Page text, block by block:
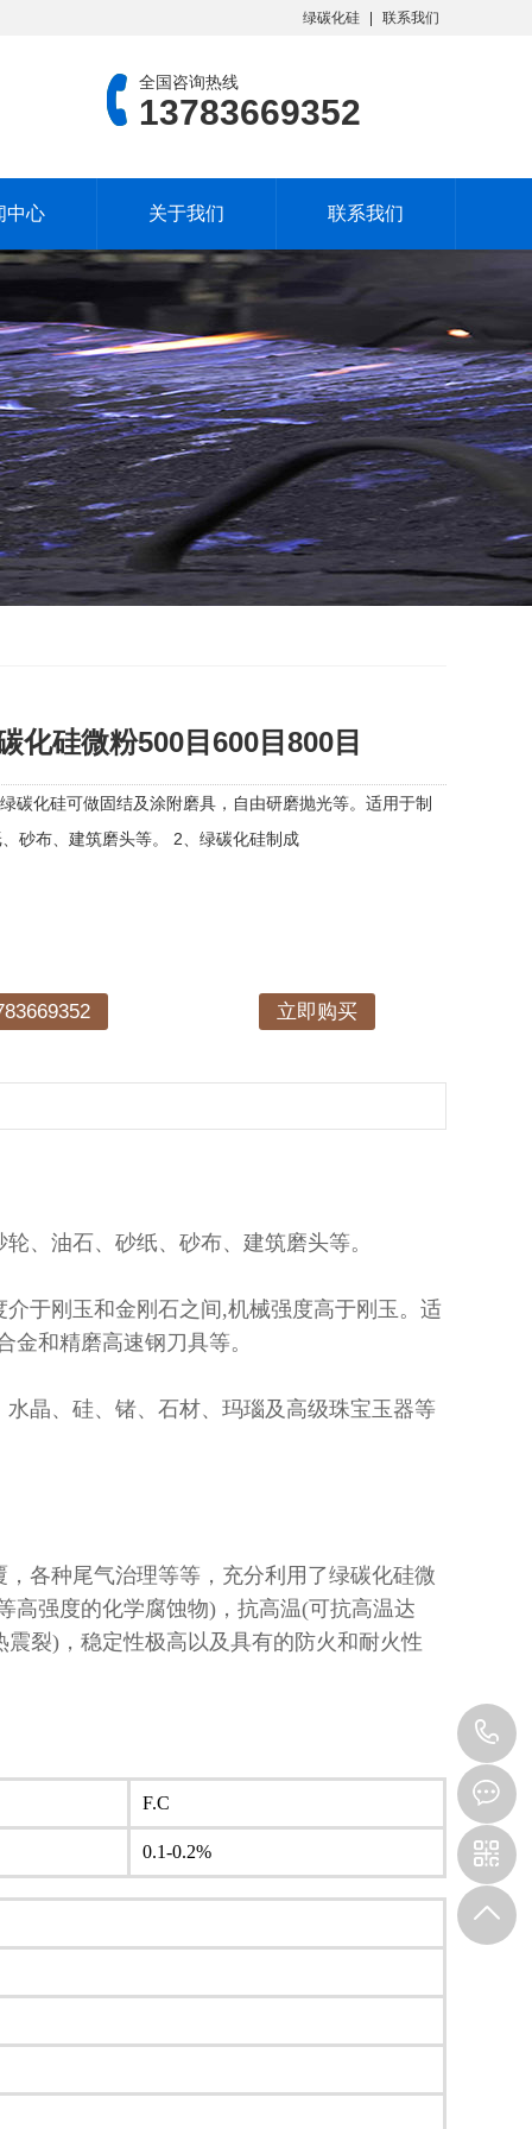
绿碳化硅 联系我们
全国咨询热线
13783669352
中心 关于我们 联系我们
化硅微粉500目600目800目
碳化硅可做固结及涂附磨具，自由研磨抛光等。适用于制
砂布、建筑磨头等。 2、绿碳化硅制成
立即购买
、油石、砂纸、砂布、建筑磨头等。
于刚玉和金刚石之间,机械强度高于刚玉。适
和精磨高速钢刀具等。
晶、硅、锗、石材、玛瑙及高级珠宝玉器等
各种尾气治理等等，充分利用了绿碳化硅微
高强度的化学腐蚀物)，抗高温(可抗高温达
裂)，稳定性极高以及具有的防火和耐火性
F.C
0.1-0.2%